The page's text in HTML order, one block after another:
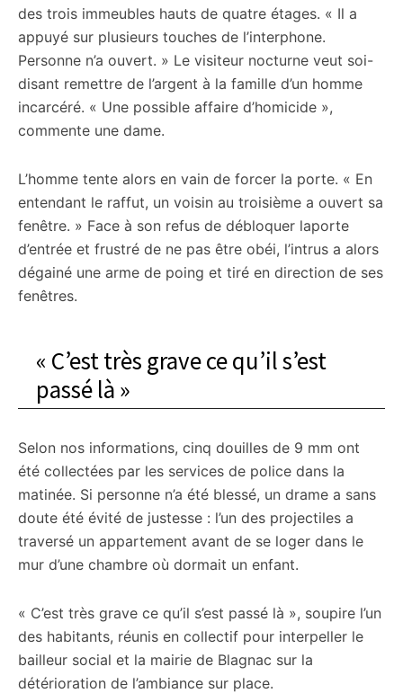
des trois immeubles hauts de quatre étages. « Il a
appuyé sur plusieurs touches de l’interphone.
Personne n’a ouvert. » Le visiteur nocturne veut soi-
disant remettre de l’argent à la famille d’un homme
incarcéré. « Une possible affaire d’homicide »,
commente une dame.
L’homme tente alors en vain de forcer la porte. « En
entendant le raffut, un voisin au troisième a ouvert sa
fenêtre. » Face à son refus de débloquer laporte
d’entrée et frustré de ne pas être obéi, l’intrus a alors
dégainé une arme de poing et tiré en direction de ses
fenêtres.
« C’est très grave ce qu’il s’est
passé là »
Selon nos informations, cinq douilles de 9 mm ont
été collectées par les services de police dans la
matinée. Si personne n’a été blessé, un drame a sans
doute été évité de justesse : l’un des projectiles a
traversé un appartement avant de se loger dans le
mur d’une chambre où dormait un enfant.
« C’est très grave ce qu’il s’est passé là », soupire l’un
des habitants, réunis en collectif pour interpeller le
bailleur social et la mairie de Blagnac sur la
détérioration de l’ambiance sur place.